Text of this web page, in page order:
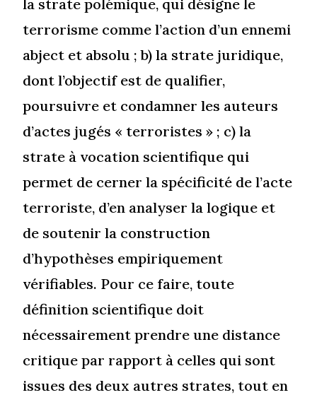
la strate polémique, qui désigne le
terrorisme comme l’action d’un ennemi
abject et absolu ; b) la strate juridique,
dont l’objectif est de qualifier,
poursuivre et condamner les auteurs
d’actes jugés « terroristes » ; c) la
strate à vocation scientifique qui
permet de cerner la spécificité de l’acte
terroriste, d’en analyser la logique et
de soutenir la construction
d’hypothèses empiriquement
vérifiables. Pour ce faire, toute
définition scientifique doit
nécessairement prendre une distance
critique par rapport à celles qui sont
issues des deux autres strates, tout en